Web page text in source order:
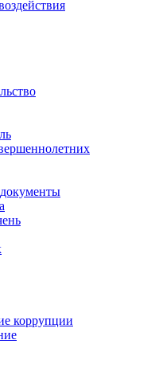
коррупции